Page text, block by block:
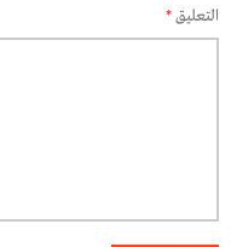
التعليق*